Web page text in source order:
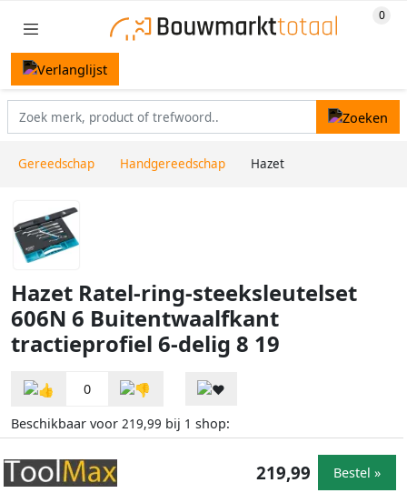
Gereedschap Handgereedschap Hazet
Hazet Ratel-ring-steeksleutelset
606N 6 Buitentwaalfkant
tractieprofiel 6-delig 8 19
0
Beschikbaar voor 219,99 bij 1 shop:
219,99 Bestel »